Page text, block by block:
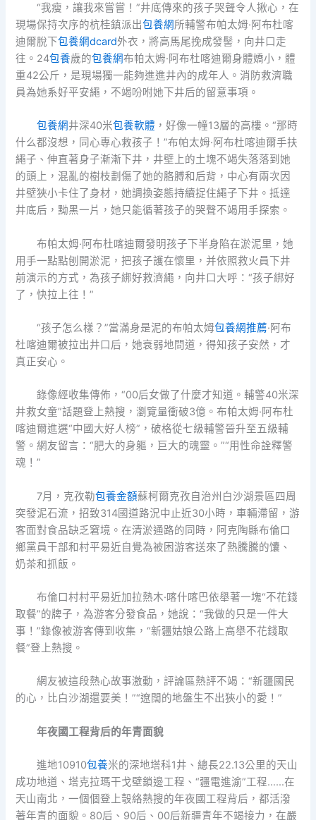
“我瘦，讓我來嘗嘗！”井底傳來的孩子哭聲令人揪心，在
現場保持次序的杭桂鎮派出包養網所輔警布帕太姆·阿布杜喀
迪爾脫下包養網dcard外衣，將高馬尾挽成發髻，向井口走
往。24包養歲的包養網布帕太姆·阿布杜喀迪爾身體嬌小，體
重42公斤，是現場獨一能夠進進井內的成年人。消防救濟職
員為她系好平安繩，不竭吩咐她下井后的留意事項。
包養網井深40米包養軟體 ，好像一幢13層的高樓。“那時
什么都沒想，同心專心救孩子！”布帕太姆·阿布杜喀迪爾手扶
繩子、伸直著身子漸漸下井，井壁上的土塊不竭失落落到她
的頭上，混亂的樹枝劃傷了她的胳膊和后背，中心有兩次因
井壁狹小卡住了身材，她調換姿態持續捉住繩子下井。抵達
井底后，黝黑一片，她只能循著孩子的哭聲不竭用手探索。
布帕太姆·阿布杜喀迪爾發明孩子下半身陷在淤泥里，她
用手一點點刨開淤泥，把孩子護在懷里，并依照救火員下井
前演示的方式，為孩子綁好救濟繩，向井口大呼：“孩子綁好
了，快拉上往！”
“孩子怎么樣？”當滿身是泥的布帕太姆包養網推薦·阿布
杜喀迪爾被拉出井口后，她衰弱地問道，得知孩子安然，才
真正安心。
錄像經收集傳佈，“00后女做了什麼才知道。輔警40米深
井救女童”話題登上熱搜，瀏覽量衝破3億。布帕太姆·阿布杜
喀迪爾進選“中國大好人榜”，破格從七級輔警晉升至五級輔
警。網友留言：“肥大的身軀，巨大的魂靈。”“用性命詮釋警
魂！”
7月，克孜勒包養金額蘇柯爾克孜自治州白沙湖景區四周
突發泥石流，招致314國道路況中止近30小時，車輛滯留，游
客面對食品缺乏窘境。在清淤通路的同時，阿克陶縣布倫口
鄉黨員干部和村平易近自覺為被困游客送來了熱騰騰的馕、
奶茶和抓飯。
布倫口村村平易近加拉熱木·喀什喀巴依舉著一塊“不花錢
取餐”的牌子，為游客分發食品，她說：“我做的只是一件大
事！”錄像被游客傳到收集，“新疆姑娘公路上高舉不花錢取
餐”登上熱搜。
網友被這段熱心故事激動，評論區熱評不竭：“新疆國民
的心，比白沙湖還要美！”“遼闊的地盤生不出狹小的愛！”
年夜國工程背后的年青面貌
進地10910包養米的深地塔科1井、總長22.13公里的天山
成功地道、塔克拉瑪干戈壁鎖邊工程、“疆電進渝”工程……在
天山南北，一個個登上彀絡熱搜的年夜國工程背后，都活潑
著年青的面貌。80后、90后、00后新疆青年不竭接力，在嚴